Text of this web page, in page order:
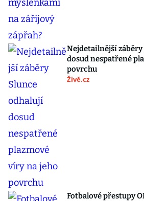
Nejdetailnější
dosud nespatřené
povrchu
Živě.cz
Fotbalové přestupy